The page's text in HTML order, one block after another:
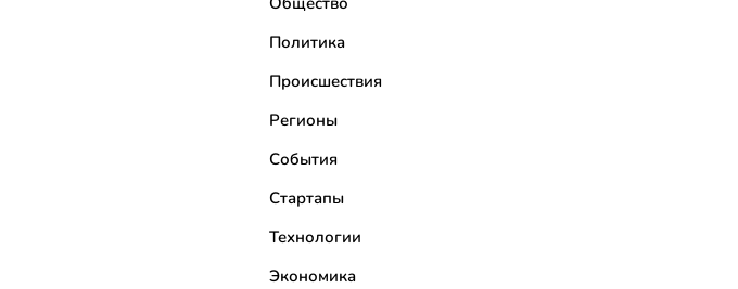
Политика
Происшествия
Регионы
События
Стартапы
Технологии
Экономика